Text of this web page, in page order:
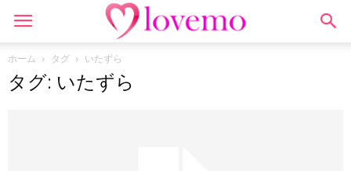
ホーム タグ いたずら
タグ: いたずら